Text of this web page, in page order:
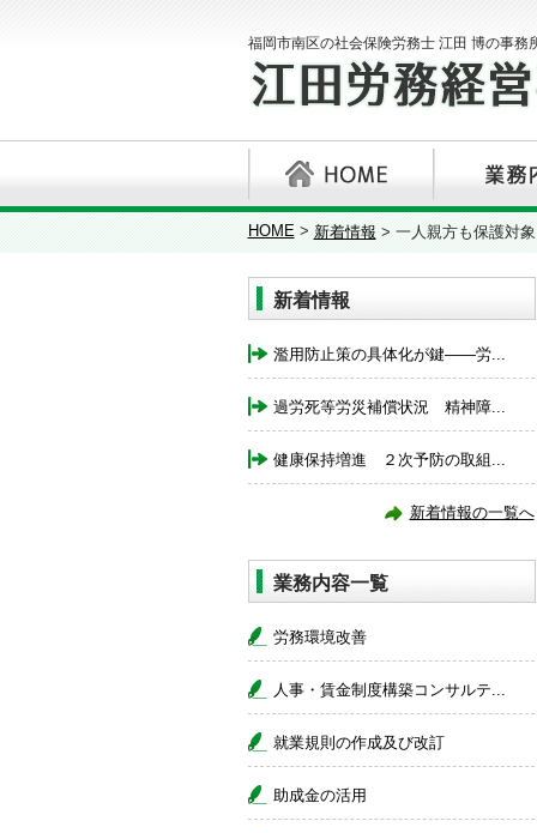
福岡市南区の社会保険労務士 江田 博の事務
HOME> 新着情報 > 一人親方も保護対
新着情報
濫用防止策の具体化が鍵――労...
過労死等労災補償状況 精神障...
健康保持増進 ２次予防の取組...
新着情報の一覧へ
業務内容一覧
労務環境改善
人事・賃金制度構築コンサルテ...
就業規則の作成及び改訂
助成金の活用